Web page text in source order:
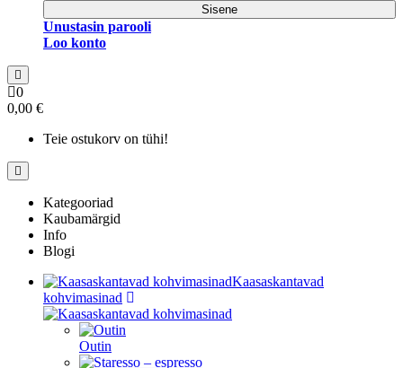
Sisene
Unustasin parooli
Loo konto
0
0,00 €
Teie ostukorv on tühi!
Kategooriad
Kaubamärgid
Info
Blogi
Kaasaskantavad
kohvimasinad
Outin